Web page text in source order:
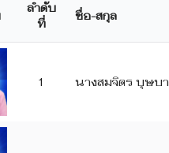
ลำดับ
ที่
ชื่อ-สกุล
1 นางสมจิตร บุษบา